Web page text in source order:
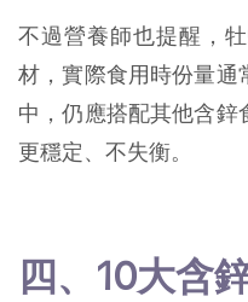
不過營養師也提醒，
材，實際食用時份量通
中，仍應搭配其他含
更穩定、不失衡。
四、10大含